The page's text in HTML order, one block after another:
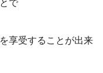
で
享受することが出来